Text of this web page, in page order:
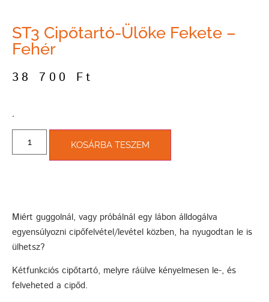
ST3 Cipőtartó-Ülőke Fekete –
Fehér
38 700 Ft
­.
KOSÁRBA TESZEM
Miért guggolnál, vagy próbálnál egy lábon álldogálva
egyensúlyozni cipőfelvétel/levétel közben, ha nyugodtan le is
ülhetsz?
Kétfunkciós cipőtartó, melyre ráülve kényelmesen le-, és
felveheted a cipőd.